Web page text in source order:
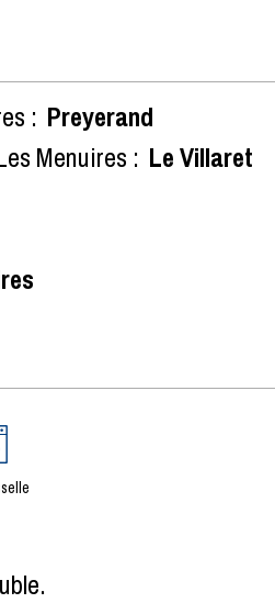
: Preyerand
Menuires : Le Villaret